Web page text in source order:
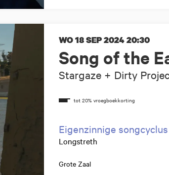
Song of the
Stargaze + Dirty
WO 18 SEP 202420:30
Eigenzinnige
Longstreth
Grote Zaal